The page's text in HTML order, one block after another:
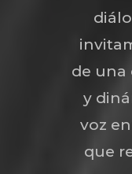
de una
y
voz
que